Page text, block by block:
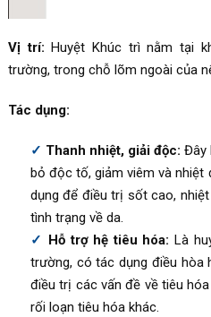
Vị trí: Huyệt Khúc trì nằm tại
trường, trong chỗ lõm ngoài của
Tác dụng:
Thanh nhiệt, giải độc: Đây
bỏ độc tố, giảm viêm và
dụng để điều trị sốt cao,
tình trạng về da.
Hỗ trợ hệ tiêu hóa: Là
trường, có tác dụng điều
điều trị các vấn đề về tiêu
rối loạn tiêu hóa khác.